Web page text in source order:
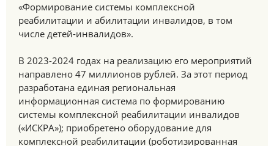
«Формирование системы комплексной
реабилитации и абилитации инвалидов, в том
числе детей-инвалидов».
В 2023-2024 годах на реализацию его мероприятий
направлено 47 миллионов рублей. За этот период
разработана единая региональная
информационная система по формированию
системы комплексной реабилитации инвалидов
(«ИСКРА»); приобретено оборудование для
комплексной реабилитации (роботизированная